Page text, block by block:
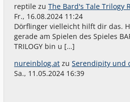
reptile zuThe Bard's Tale Trilogy
Fr., 16.08.2024 11:24
Dörflinger vielleicht hilft dir das.
gerade am Spielen des Spieles
TRILOGY bin u […]
nureinblog.at zuSerendipity und
Sa., 11.05.2024 16:39